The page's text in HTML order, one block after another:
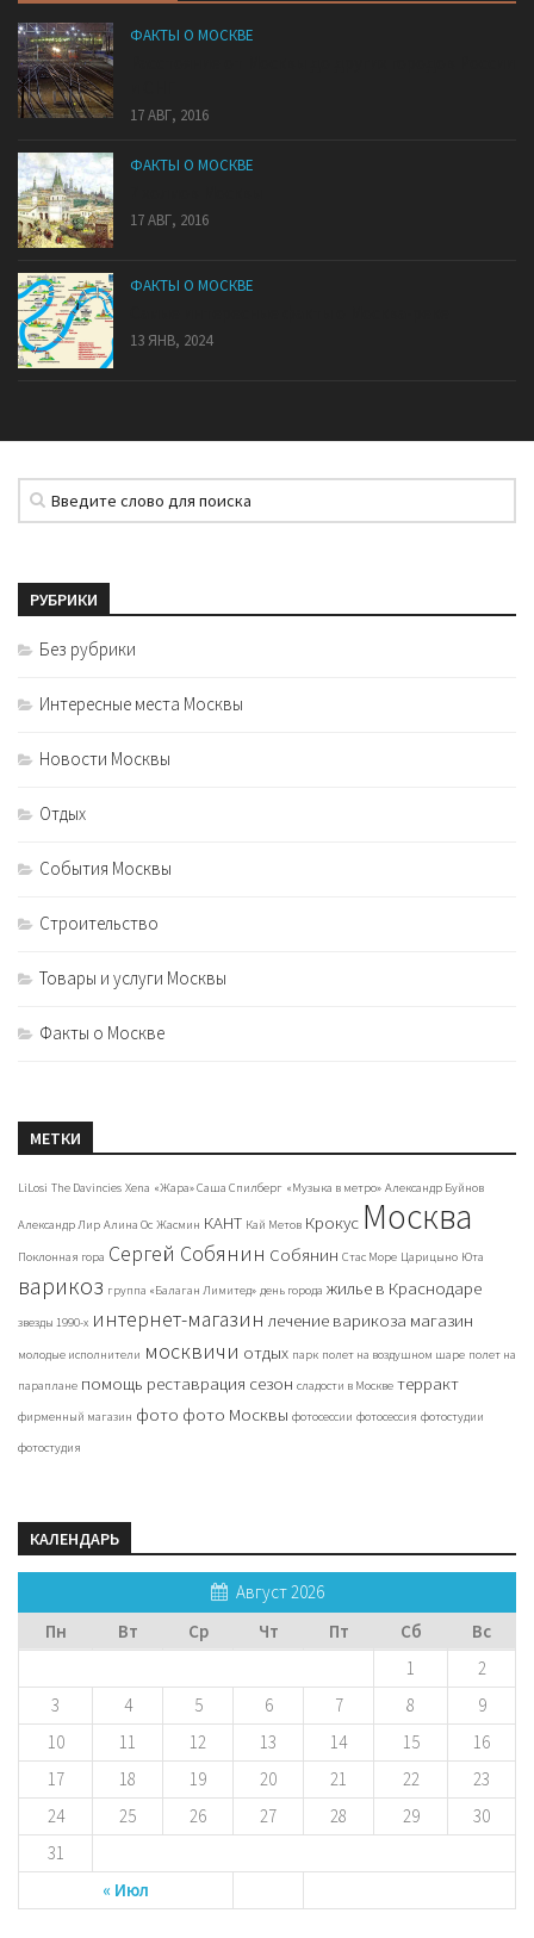
ФАКТЫ О МОСКВЕ
17 АВГ, 2016
ФАКТЫ О МОСКВЕ
17 АВГ, 2016
ФАКТЫ О МОСКВЕ
13 ЯНВ, 2024
РУБРИКИ
Без рубрики
Интересные места Москвы
Новости Москвы
Отдых
События Москвы
Строительство
Товары и услуги Москвы
Факты о Москве
МЕТКИ
LiLosi The Davincies Xena «Жара» Саша Спилберг «Музыка в метро» Александр Буйнов
Александр Лир Алина Ос Жасмин КАНТ Кай Метов Крокус Москва
Поклонная гора Сергей Собянин Собянин Стас Море Царицыно Юта
варикоз группа «Балаган Лимитед» день города жилье в Краснодаре
звезды 1990-х интернет-магазин лечение варикоза магазин
молодые исполнители москвичи отдых парк полет на воздушном шаре полет на
параплане помощь реставрация сезон сладости в Москве терракт
фирменный магазин фото фото Москвы фотосессии фотосессия фотостудии
фотостудия
КАЛЕНДАРЬ
Август 2026
Пн
Вт Ср Чт Пт Сб Вс
« Июл
1
2
3
4 5 6 7 8
9
10
11 12 13 14 15
16
17
18 19 20 21 22
23
24
25 26 27 28 29
30
31